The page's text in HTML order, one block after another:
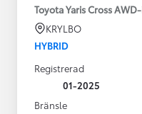
Toyota Yaris Cross
KRYLBO
HYBRID
Registrerad
01-2025
Bränsle